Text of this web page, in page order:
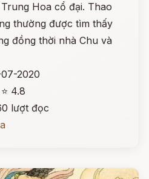
Hoa cổ đại. Thao
thường được tìm thấy
đồng thời nhà Chu và
2020
⭐ 4.8
lượt đọc